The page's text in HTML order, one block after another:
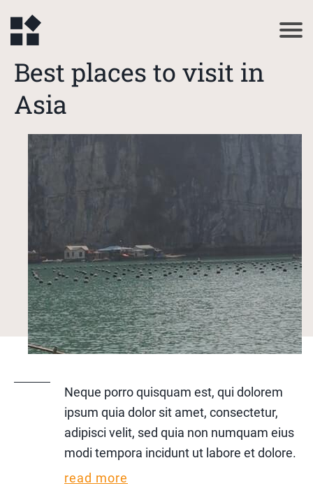
Best places to visit in
Asia
Neque porro quisquam est, qui dolorem
ipsum quia dolor sit amet, consectetur,
adipisci velit, sed quia non numquam eius
modi tempora incidunt ut labore et dolore.
read more